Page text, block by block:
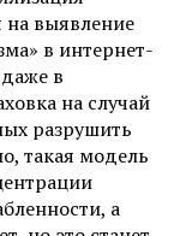
на выявление
в интернет-
в
на случай
разрушить
такая модель
а